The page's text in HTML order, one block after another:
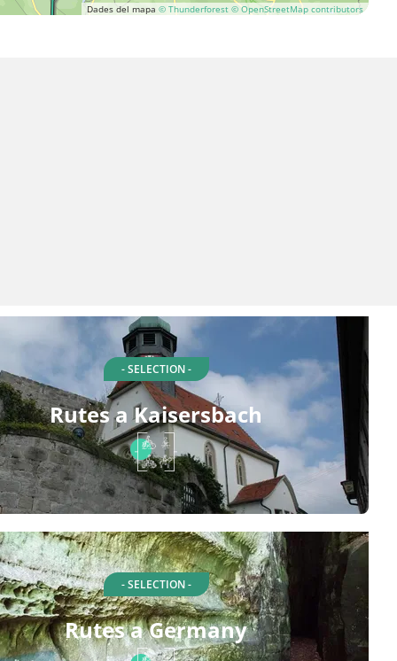
Dades del mapa © Thunderforest © OpenStreetMap contributors
- SELECTION -
Rutes a Kaisersbach
- SELECTION -
Rutes a Germany